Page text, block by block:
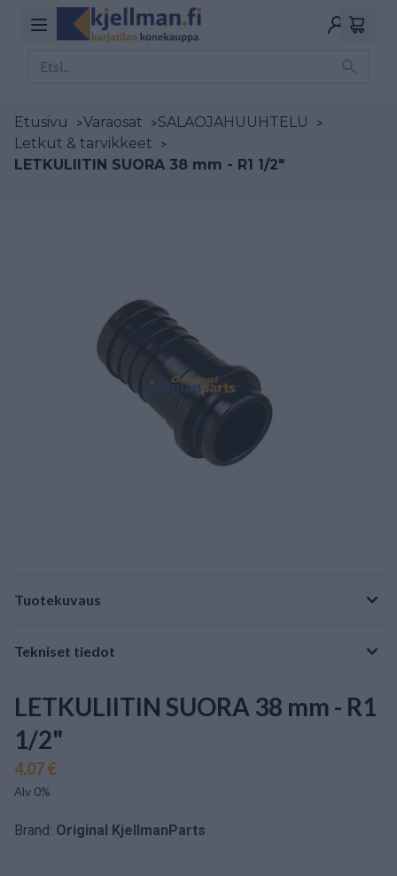
Etusivu >Varaosat >SALAOJAHUUHTELU
>
Letkut & tarvikkeet >
LETKULIITIN SUORA 38 mm - R1 1/2"
Tuotekuvaus
Tekniset tiedot
LETKULIITIN SUORA 38 mm - R1
1/2"
4,07 €
Alv 0%
Brand: Original KjellmanParts